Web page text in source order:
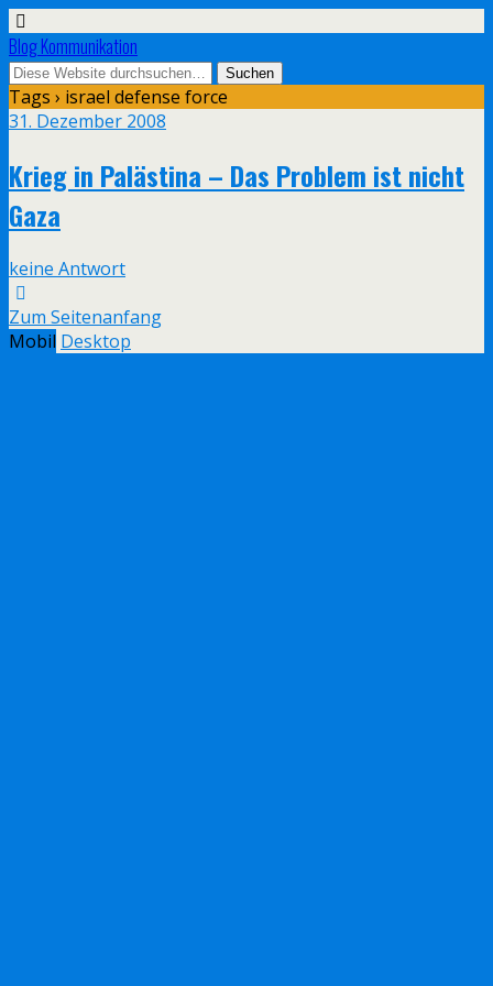
Blog Kommunikation
Tags › israel defense force
31. Dezember 2008
Krieg in Palästina – Das Problem ist nicht
Gaza
keine Antwort
Zum Seitenanfang
Mobil Desktop